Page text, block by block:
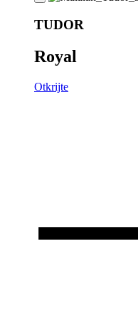
TUDOR
Royal
Otkrijte